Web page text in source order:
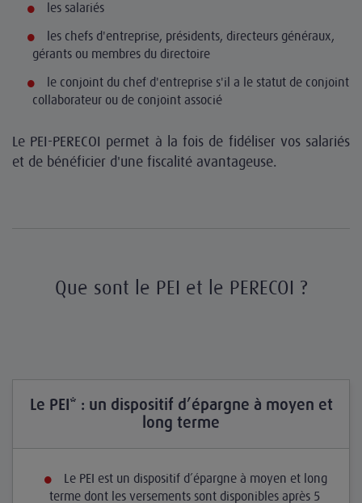
les salariés
les chefs d'entreprise, présidents, directeurs généraux,
gérants ou membres du directoire
le conjoint du chef d'entreprise s'il a le statut de conjoint
collaborateur ou de conjoint associé
Le PEI-PERECOI permet à la fois de fidéliser vos salariés
et de bénéficier d'une fiscalité avantageuse.
Que sont le PEI et le PERECOI ?
Le PEI* : un dispositif d’épargne à moyen et
long terme
Le PEI est un dispositif d’épargne à moyen et long
terme dont les versements sont disponibles après 5